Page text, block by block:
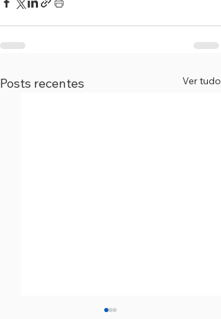
Posts recentes Ver tudo